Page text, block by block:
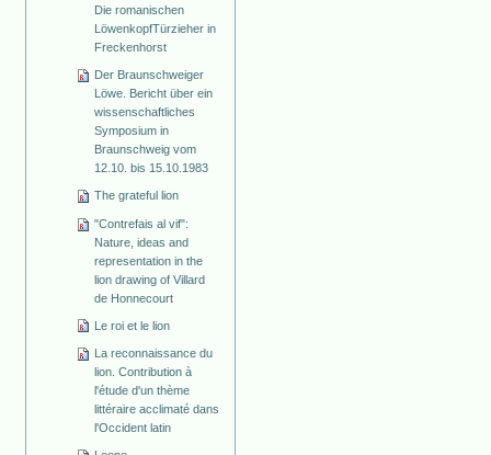
Die romanischen
Löwenkopf­Türzieher in
Freckenhorst
Der Braunschweiger
Löwe. Bericht über ein
wissenschaftliches
Symposium in
Braunschweig vom
12.10. bis 15.10.1983
The grateful lion
"Contrefais al vif":
Nature, ideas and
representation in the
lion drawing of Villard
de Honnecourt
Le roi et le lion
La reconnaissance du
lion. Contribution à
l'étude d'un thème
littéraire acclimaté dans
l'Occident latin